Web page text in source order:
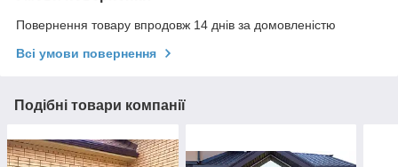
Повернення товару впродовж 14 днів за домовленістю
Всі умови повернення
Подібні товари компанії